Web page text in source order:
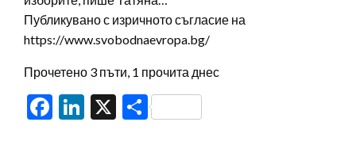
Публикувано с изричното съгласие на
https://www.svobodnaevropa.bg/
Прочетено 3 пъти, 1 прочита днес
Facebook
LinkedIn
X Share